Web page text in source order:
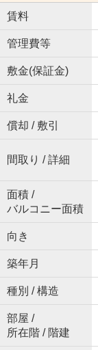
賃料
管理費等
敷金(保証金)
礼金
償却 / 敷引
間取り / 詳細
面積 /
バルコニー面積
向き
築年月
種別 / 構造
部屋 /
所在階 / 階建